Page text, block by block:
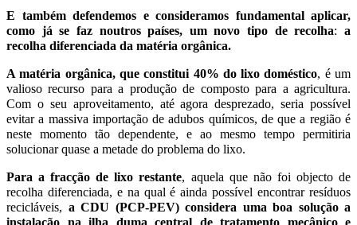
E também defendemos e consideramos fundamental aplicar,
como já se faz noutros países, um novo tipo de recolha:a
recolha diferenciada da matéria orgânica.
A matéria orgânica, que constitui 40% do lixo doméstico, é um
valioso recurso para a produção de composto para a agricultura.
Com o seu aproveitamento, até agora desprezado, seria possível
evitar a massiva importação de adubos químicos, de que a região é
neste momento tão dependente, e ao mesmo tempo permitiria
solucionar quase a metade do problema do lixo.
Para a fracção de lixo restante, aquela que não foi objecto de
recolha diferenciada, e na qual é ainda possível encontrar resíduos
recicláveis, a CDU (PCP-PEV) considera uma boa solução a